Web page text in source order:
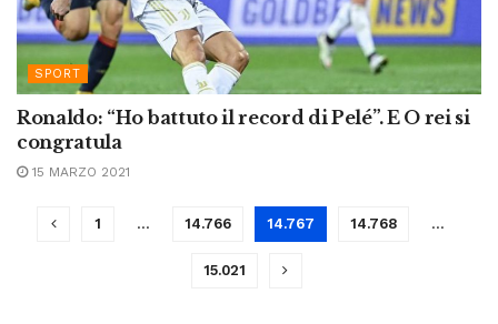
SPORT
Ronaldo: “Ho battuto il record di Pelé”. E O rei si
congratula
15 MARZO 2021
1 … 14.766 14.767 14.768 …
15.021